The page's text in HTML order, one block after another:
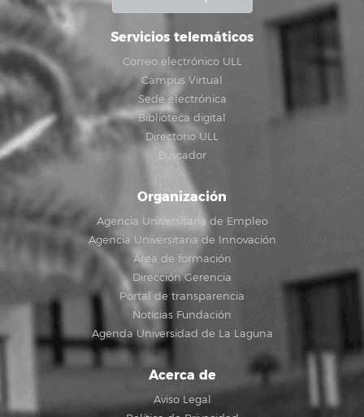
Servicios telemáticos
Correo electrónico ULL
Campus Virtual
Sede electrónica
Biblioteca digital
Directorio ULL
Buscador
Organización
Agencia Universitaria de Empleo
Agencia Universitaria de Innovación
Área de formación
Dirección Gerencia
Portal de transparencia
Noticias Fundación
Agenda Universidad de La Laguna
Acerca de
Aviso Legal